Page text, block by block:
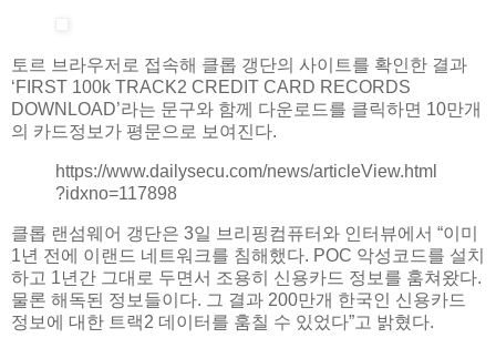
토르 브라우저로 접속해 클롭 갱단의 사이트를 확인한 결과
‘FIRST 100k TRACK2 CREDIT CARD RECORDS
DOWNLOAD’라는 문구와 함께 다운로드를 클릭하면 10만개
의 카드정보가 평문으로 보여진다.
https://www.dailysecu.com/news/articleView.html
?idxno=117898
클롭 랜섬웨어 갱단은 3일 브리핑컴퓨터와 인터뷰에서 “이미
1년 전에 이랜드 네트워크를 침해했다. POC 악성코드를 설치
하고 1년간 그대로 두면서 조용히 신용카드 정보를 훔쳐왔다.
물론 해독된 정보들이다. 그 결과 200만개 한국인 신용카드
정보에 대한 트랙2 데이터를 훔칠 수 있었다”고 밝혔다.